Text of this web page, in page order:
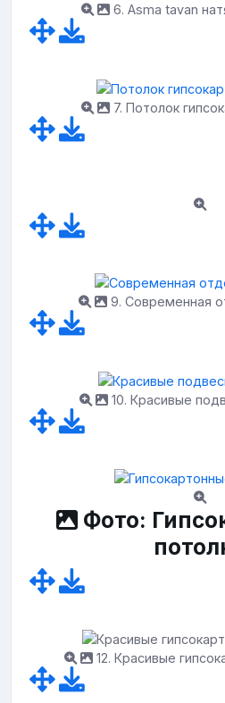
6. Asma tavan
7. Потолок
9. Современная
10. Красивые
Фото:
12. Красивые